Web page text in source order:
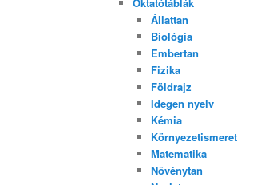
Állattan
Biológia
Embertan
Fizika
Földrajz
Idegen nyelv
Kémia
Környezetismeret
Matematika
Növénytan